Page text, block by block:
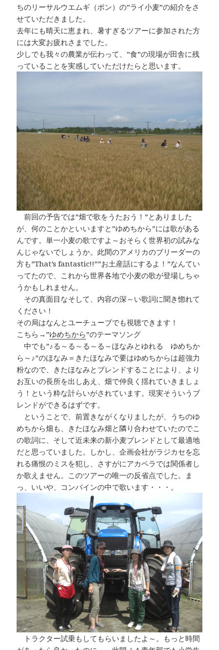
ちのリーサルウエムギ（ポン）の”ライ小麦”の紹介をさ
せていただきました。
去年にも晴天に恵まれ、暑すぎるツアーに参加された方
には大変お疲れさまでした。
少しでも我々の農業が伝わって、”食”の現場が田舎に残
っていることを実感していただけたらと思います。
前回の予告では”畑で歌をうたおう！”とありました
が、何のことかといいますと”ゆめちから”には歌がある
んです。単一小麦の歌ですよ～おそらく世界初の試みな
んじゃないでしょうか。此間のアメリカのブリーダーの
方も”That’s fantastic!!””お土産話にするよ！”なんてい
ってたので、これから世界各地で小麦の歌が登場しちゃ
うかもしれません。
その真面目なそして、内容の深～い歌詞に聞き惚れて
ください！
その局はなんとユーチューブでも視聴できます！
こちら→”ゆめちから”のテーマソング
中でも”♪る～る～る～る～ほなみとゆれる ゆめちか
ら～♪”のほなみ＝きたほなみで要はゆめちからは超強力
粉なので、きたほなみとブレンドすることにより、より
お互いの長所を出しあえ、畑で仲良く揺れていきましょ
う！という粋な計らいがされています。現実そういうブ
レンドができるはずです。
ということで、前置きながくなりましたが、うちのゆ
めちから畑も、きたほなみ畑と隣り合わせていたのでこ
の歌詞に、そして近未来の新小麦ブレンドとして最適地
だと思っていました。しかし、企画会社がラジカセを忘
れる痛恨のミスを犯し、さすがにアカペラでは関係者し
か歌えません。このツアーの唯一の反省点でした。ま
っ、いいや、コンバインの中で歌います・・・。
トラクター試乗もしてもらいましたよ～。もっと時間